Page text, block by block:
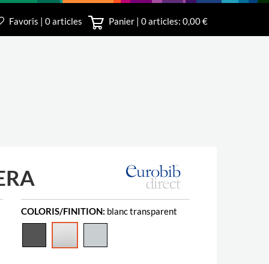
Favoris | 0 articles Panier | 0articles: 0,00 €
COLORIS/FINITION: blanc transparent